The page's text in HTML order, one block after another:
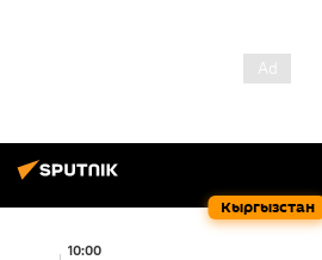
Кыргызстан
10:00